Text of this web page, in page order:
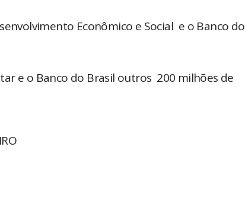
Econômico e Social e o Banco do
e o Banco do Brasil outros 200 milhões de